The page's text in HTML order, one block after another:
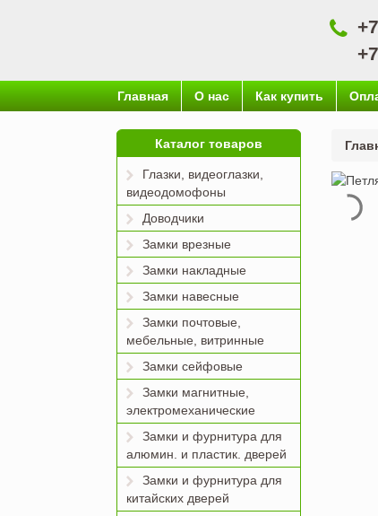
Главная О нас Как купить
Каталог товаров
Глазки, видеоглазки,
видеодомофоны
Доводчики
Замки врезные
Замки накладные
Замки навесные
Замки почтовые,
мебельные, витринные
Замки сейфовые
Замки магнитные,
электромеханические
Замки и фурнитура для
алюмин. и пластик. дверей
Замки и фурнитура для
китайских дверей